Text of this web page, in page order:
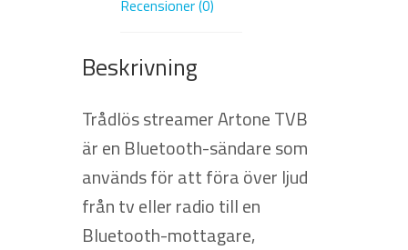
Recensioner (0)
Beskrivning
Trådlös streamer Artone TVB
är en Bluetooth-sändare som
används för att föra över ljud
från tv eller radio till en
Bluetooth-mottagare,